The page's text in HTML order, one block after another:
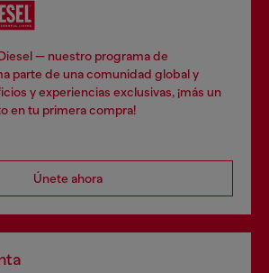
— nuestro programa de
parte de una comunidad global y
y experiencias exclusivas, ¡más un
en tu primera compra!
Únete ahora